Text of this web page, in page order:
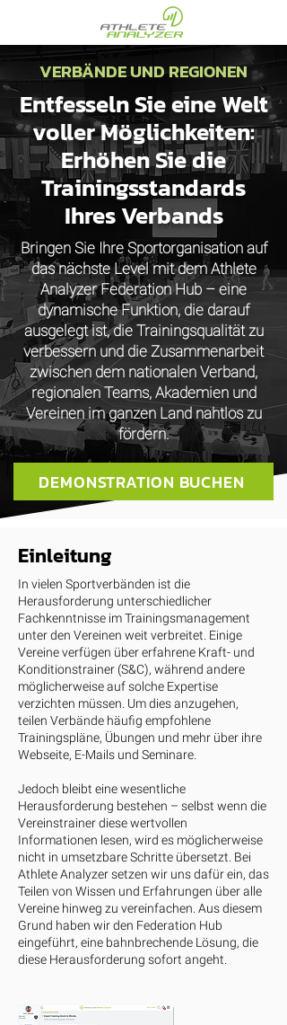
VERBÄNDE UND REGIONEN
Entfesseln Sie eine Welt
voller Möglichkeiten:
Erhöhen Sie die
Trainingsstandards
Ihres Verbands
Bringen Sie Ihre Sportorganisation auf
das nächste Level mit dem Athlete
Analyzer Federation Hub – eine
dynamische Funktion, die darauf
ausgelegt ist, die Trainingsqualität zu
verbessern und die Zusammenarbeit
zwischen dem nationalen Verband,
regionalen Teams, Akademien und
Vereinen im ganzen Land nahtlos zu
fördern.
DEMONSTRATION BUCHEN
Einleitung
In vielen Sportverbänden ist die
Herausforderung unterschiedlicher
Fachkenntnisse im Trainingsmanagement
unter den Vereinen weit verbreitet. Einige
Vereine verfügen über erfahrene Kraft- und
Konditionstrainer (S&C), während andere
möglicherweise auf solche Expertise
verzichten müssen. Um dies anzugehen,
teilen Verbände häufig empfohlene
Trainingspläne, Übungen und mehr über ihre
Webseite, E-Mails und Seminare.
Jedoch bleibt eine wesentliche
Herausforderung bestehen – selbst wenn die
Vereinstrainer diese wertvollen
Informationen lesen, wird es möglicherweise
nicht in umsetzbare Schritte übersetzt. Bei
Athlete Analyzer setzen wir uns dafür ein, das
Teilen von Wissen und Erfahrungen über alle
Vereine hinweg zu vereinfachen. Aus diesem
Grund haben wir den Federation Hub
eingeführt, eine bahnbrechende Lösung, die
diese Herausforderung sofort angeht.